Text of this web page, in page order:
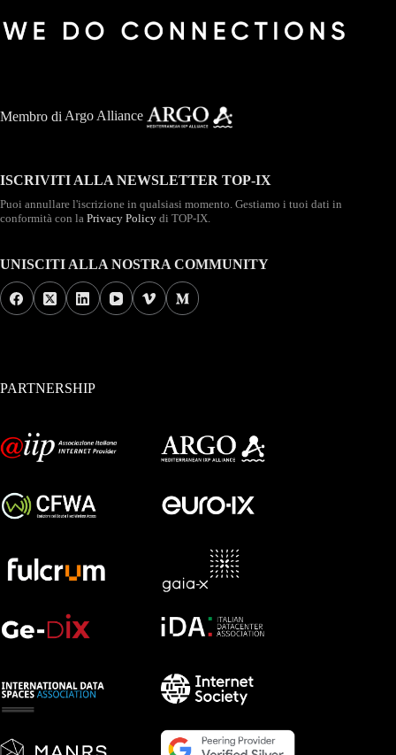
Membro di Argo Alliance
ISCRIVITI ALLA NEWSLETTER TOP-IX
Puoi annullare l'iscrizione in qualsiasi momento. Gestiamo i tuoi dati in
conformità con la Privacy Policy di TOP-IX.
UNISCITI ALLA NOSTRA COMMUNITY
PARTNERSHIP